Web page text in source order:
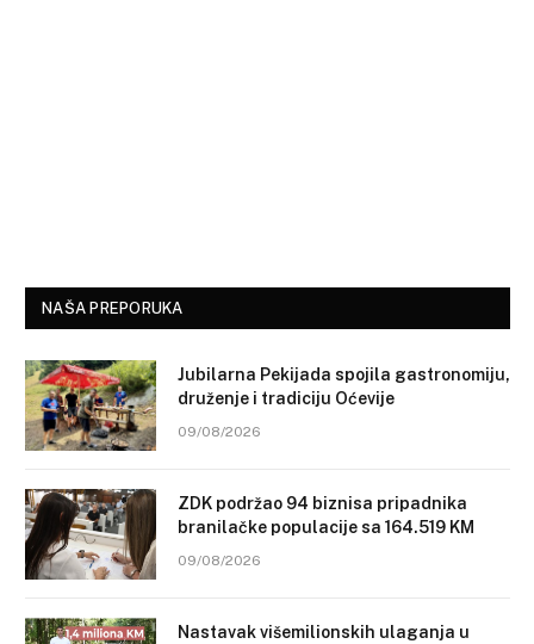
NAŠA PREPORUKA
Jubilarna Pekijada spojila gastronomiju,
druženje i tradiciju Oćevije
09/08/2026
ZDK podržao 94 biznisa pripadnika
branilačke populacije sa 164.519 KM
09/08/2026
Nastavak višemilionskih ulaganja u